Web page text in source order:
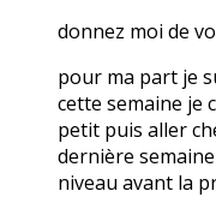
donnez moi de
pour ma part je
cette semaine je
petit puis aller
dernière
niveau avant la